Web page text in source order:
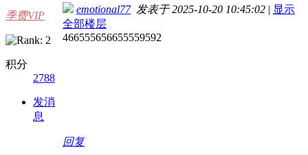
季费VIP
积分
2788
发消
息
emotional77发表于 2025-10-20 10:45:02 | 显示
全部楼层
466555656655559592
回复